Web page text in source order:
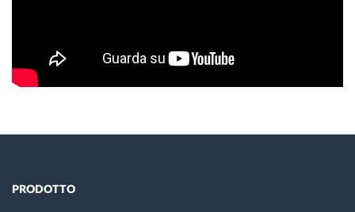
Scopri quanto risparmi
PRODOTTO